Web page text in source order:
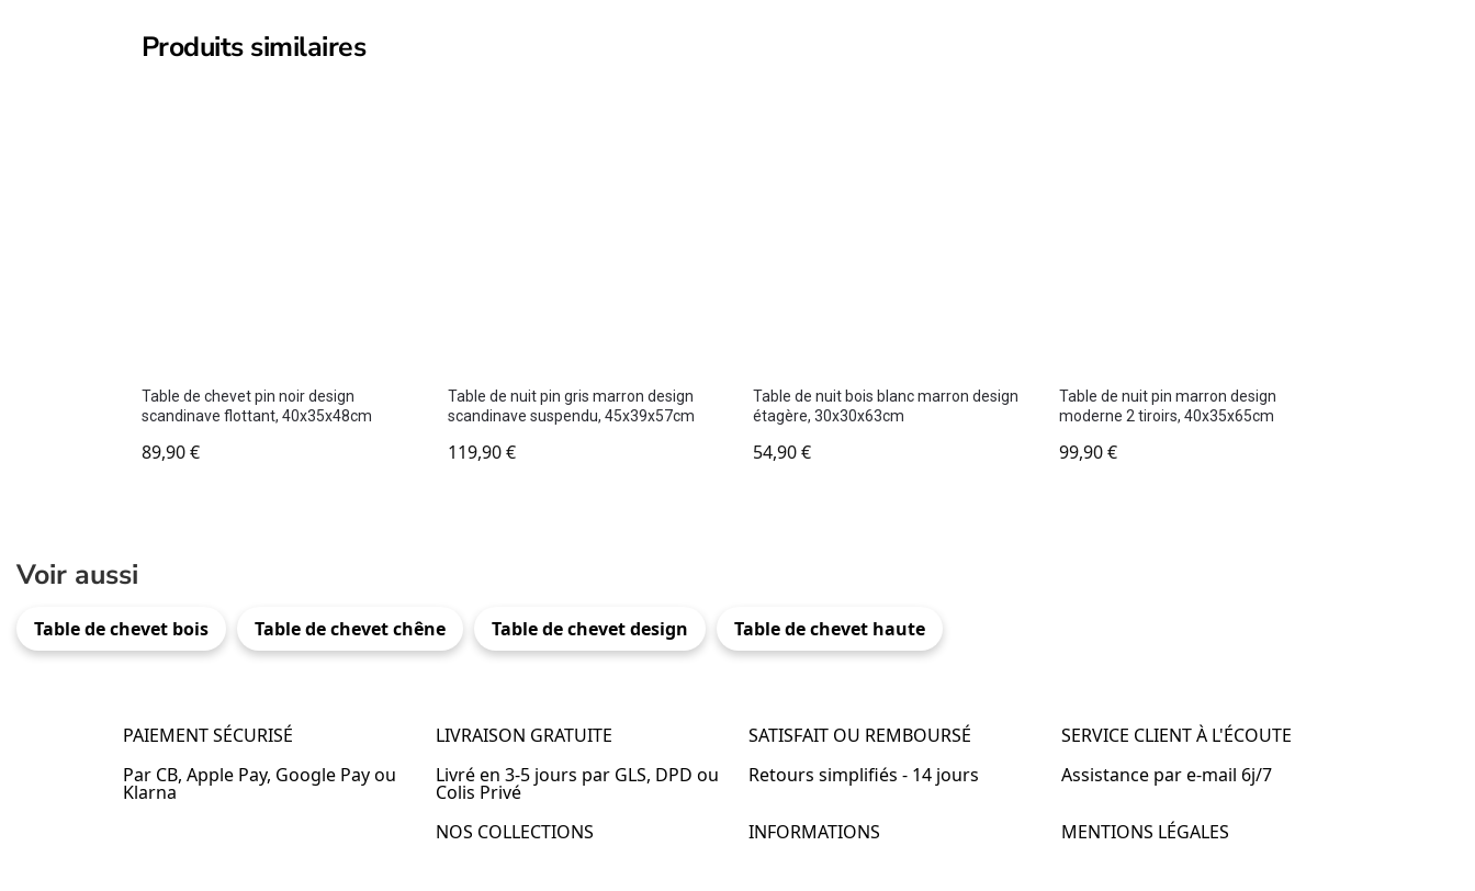
Produits similaires
Table de chevet pin noir design
scandinave flottant, 40x35x48cm
89,90€
Table de nuit pin gris marron design
scandinave suspendu, 45x39x57cm
119,90€
Table de nuit bois blanc marron design
étagère, 30x30x63cm
54,90€
Table de nuit pin marron design
moderne 2 tiroirs, 40x35x65cm
99,90€
Voir aussi
Table de chevet bois Table de chevet chêne Table de chevet design Table de chevet haute
PAIEMENT SÉCURISÉ
Par CB, Apple Pay, Google Pay ou
Klarna
LIVRAISON GRATUITE
Livré en 3-5 jours par GLS, DPD ou
Colis Privé
SATISFAIT OU REMBOURSÉ
Retours simplifiés - 14 jours
SERVICE CLIENT À L'ÉCOUTE
Assistance par e-mail 6j/7
NOS COLLECTIONS
INFORMATIONS
MENTIONS LÉGALES